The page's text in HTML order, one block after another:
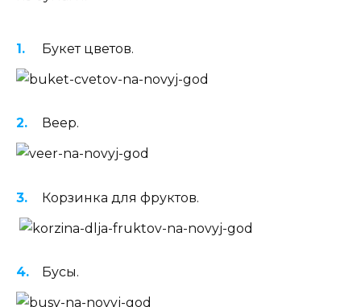
Букет цветов.
Веер.
Корзинка для фруктов.
Бусы.